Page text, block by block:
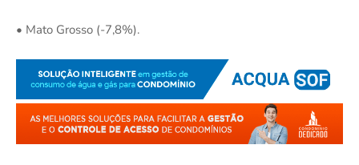
• Mato Grosso (-7,8%).